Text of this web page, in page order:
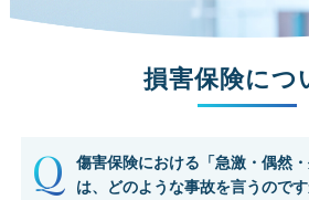
損害保険につ
Q
傷害保険における「急激・偶然
は、どのような事故を言うのです